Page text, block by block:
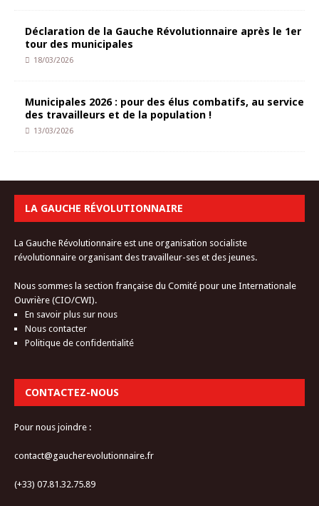
Déclaration de la Gauche Révolutionnaire après le 1er
tour des municipales
18/03/2026
Municipales 2026 : pour des élus combatifs, au service
des travailleurs et de la population !
13/03/2026
LA GAUCHE RÉVOLUTIONNAIRE
La Gauche Révolutionnaire est une organisation socialiste
révolutionnaire organisant des travailleur-ses et des jeunes.
Nous sommes la section française du Comité pour une Internationale
Ouvrière (CIO/CWI).
En savoir plus sur nous
Nous contacter
Politique de confidentialité
CONTACTEZ-NOUS
Pour nous joindre :
contact@gaucherevolutionnaire.fr
(+33) 07.81.32.75.89